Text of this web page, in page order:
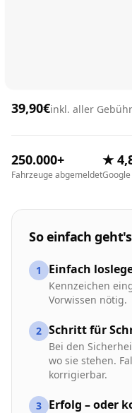
39,90€inkl. aller
250.000+
Fahrzeuge abgemeldet
★
Google
So einfach geht's
1 Einfach
Kennzeichen
Vorwissen nötig.
2 Schritt für
Bei den
wo sie stehen.
korrigierbar.
3 Erfolg – oder